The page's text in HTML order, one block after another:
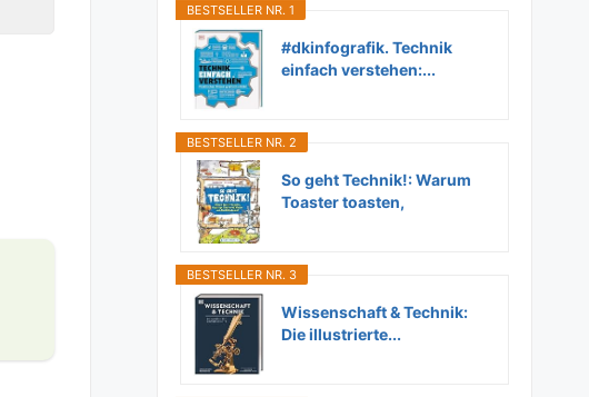
BESTSELLER NR. 1
#dkinfografik. Technik
einfach verstehen:...
BESTSELLER NR. 2
So geht Technik!: Warum
Toaster toasten,
BESTSELLER NR. 3
Wissenschaft & Technik:
Die illustrierte...